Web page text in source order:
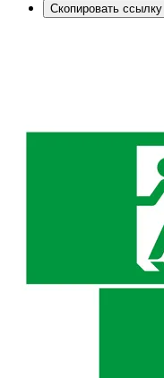
Скопировать ссылку